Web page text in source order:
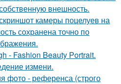
внешность.
камеры поцелуев на
сохранена точно по
- Fashion Beauty Portrait.
измени.
фото - референса (строго